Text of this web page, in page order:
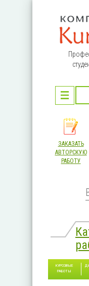
ЗАКАЗАТЬ
АВТОРСКУЮ
РАБОТУ
КУРСОВЫЕ
РАБОТЫ